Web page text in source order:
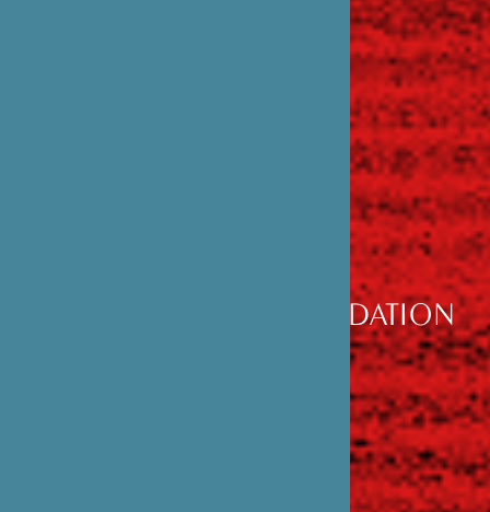
LA FONDATION